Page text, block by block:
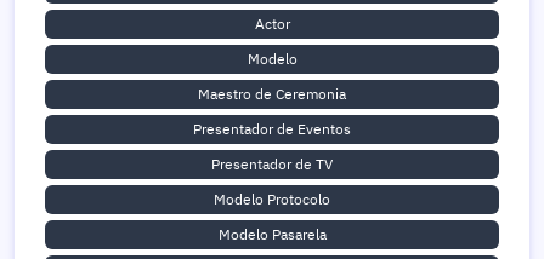
Actor
Modelo
Maestro de Ceremonia
Presentador de Eventos
Presentador de TV
Modelo Protocolo
Modelo Pasarela